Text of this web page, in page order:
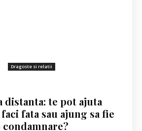
Dragoste si relatii
distanta: te pot ajuta
fata sau ajung sa fie
condamnare?